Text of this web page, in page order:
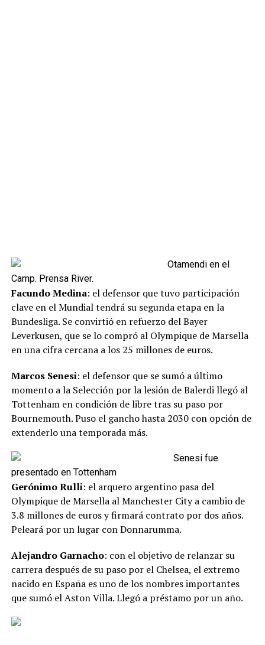
Otamendi en el
Camp. Prensa River.
Facundo Medina: el defensor que tuvo participación
clave en el Mundial tendrá su segunda etapa en la
Bundesliga. Se convirtió en refuerzo del Bayer
Leverkusen, que se lo compró al Olympique de Marsella
en una cifra cercana a los 25 millones de euros.
Marcos Senesi: el defensor que se sumó a último
momento a la Selección por la lesión de Balerdi llegó al
Tottenham en condición de libre tras su paso por
Bournemouth. Puso el gancho hasta 2030 con opción de
extenderlo una temporada más.
Senesi fue
presentado en Tottenham
Gerónimo Rulli: el arquero argentino pasa del
Olympique de Marsella al Manchester City a cambio de
3.8 millones de euros y firmará contrato por dos años.
Peleará por un lugar con Donnarumma.
Alejandro Garnacho: con el objetivo de relanzar su
carrera después de su paso por el Chelsea, el extremo
nacido en España es uno de los nombres importantes
que sumó el Aston Villa. Llegó a préstamo por un año.